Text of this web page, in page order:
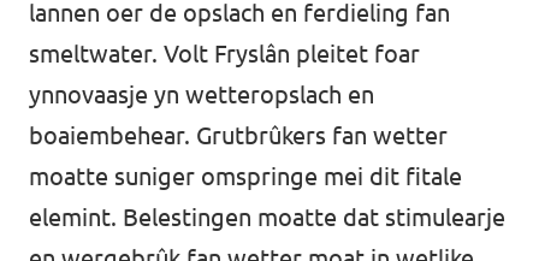
lannen oer de opslach en ferdieling fan
smeltwater. Volt Fryslân pleitet foar
ynnovaasje yn wetteropslach en
boaiembehear. Grutbrûkers fan wetter
moatte suniger omspringe mei dit fitale
elemint. Belestingen moatte dat stimulearje